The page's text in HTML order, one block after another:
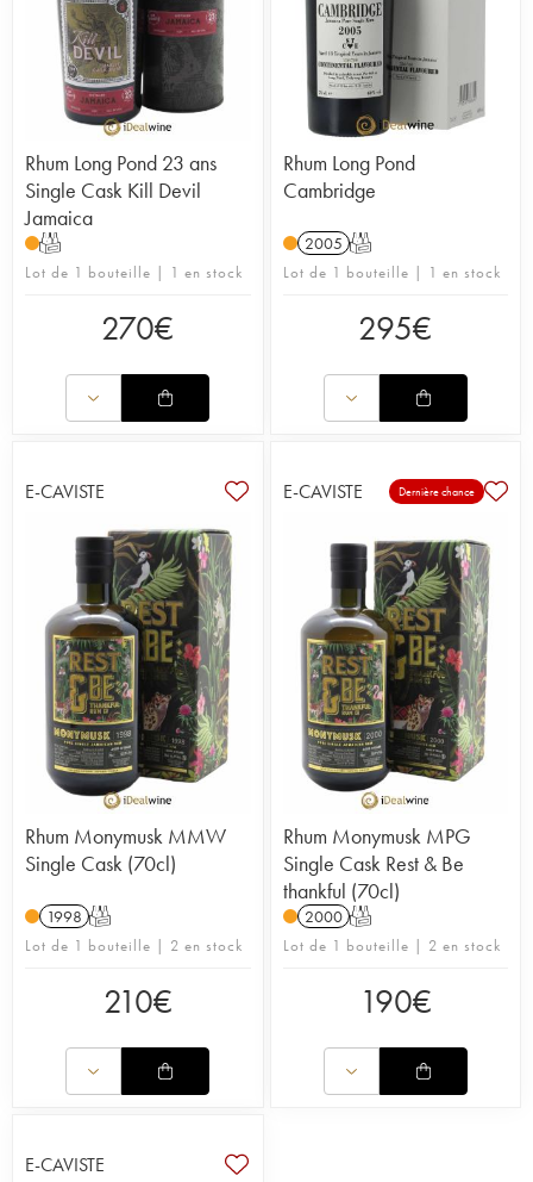
Rhum Long Pond 23 ans
Single Cask Kill Devil
Jamaica
T
Lot de 1 bouteille | 1 en stock
270€
Rhum Long Pond
Cambridge
2005 T
Lot de 1 bouteille | 1 en stock
295€
E-CAVISTE
Rhum Monymusk MMW
Single Cask (70cl)
1998 T
Lot de 1 bouteille | 2 en stock
210€
E-CAVISTE Dernière chance
Rhum Monymusk MPG
Single Cask Rest & Be
thankful (70cl)
2000 T
Lot de 1 bouteille | 2 en stock
190€
E-CAVISTE